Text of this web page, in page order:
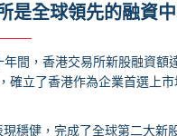
是全球領先的融資
間，香港交易所新股融資額
確立了香港作為企業首選上
穩健，完成了全球第二大新